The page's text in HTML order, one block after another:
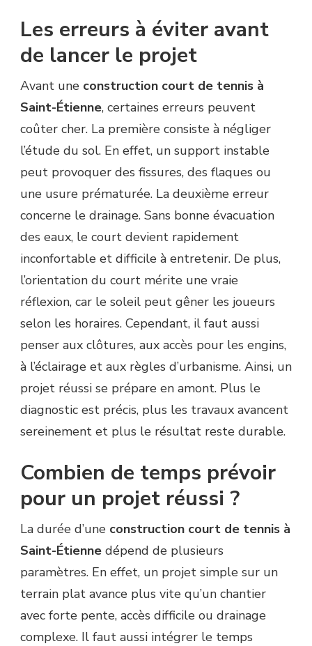
Les erreurs à éviter avant
de lancer le projet
Avant une construction court de tennis à
Saint-Étienne, certaines erreurs peuvent
coûter cher. La première consiste à négliger
l’étude du sol. En effet, un support instable
peut provoquer des fissures, des flaques ou
une usure prématurée. La deuxième erreur
concerne le drainage. Sans bonne évacuation
des eaux, le court devient rapidement
inconfortable et difficile à entretenir. De plus,
l’orientation du court mérite une vraie
réflexion, car le soleil peut gêner les joueurs
selon les horaires. Cependant, il faut aussi
penser aux clôtures, aux accès pour les engins,
à l’éclairage et aux règles d’urbanisme. Ainsi, un
projet réussi se prépare en amont. Plus le
diagnostic est précis, plus les travaux avancent
sereinement et plus le résultat reste durable.
Combien de temps prévoir
pour un projet réussi ?
La durée d’une construction court de tennis à
Saint-Étienne dépend de plusieurs
paramètres. En effet, un projet simple sur un
terrain plat avance plus vite qu’un chantier
avec forte pente, accès difficile ou drainage
complexe. Il faut aussi intégrer le temps